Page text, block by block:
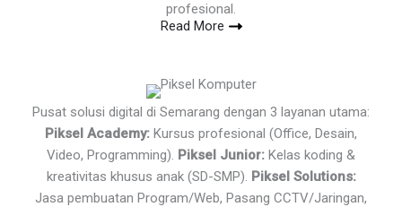
profesional.
Read More
Pusat solusi digital di Semarang dengan 3 layanan utama:
Piksel Academy: Kursus profesional (Office, Desain,
Video, Programming). Piksel Junior: Kelas koding &
kreativitas khusus anak (SD-SMP). Piksel Solutions:
Jasa pembuatan Program/Web, Pasang CCTV/Jaringan,